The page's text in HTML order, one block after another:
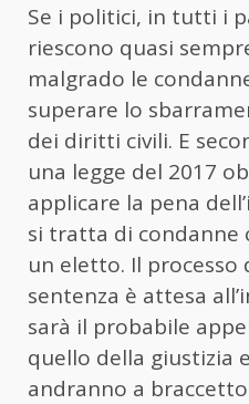
Se i politici, in tutti i
riescono quasi
malgrado le
superare lo
dei diritti civili. E
una legge del 2017
applicare la pena
si tratta di
un eletto. Il processo
sentenza è attesa
sarà il probabile
quello della giustizia
andranno a